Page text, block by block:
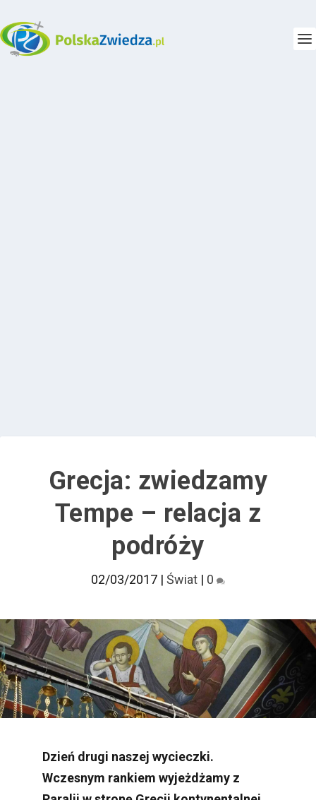
Grecja: zwiedzamy
Tempe – relacja z
podróży
02/03/2017 | Świat | 0
Dzień drugi naszej wycieczki.
Wczesnym rankiem wyjeżdżamy z